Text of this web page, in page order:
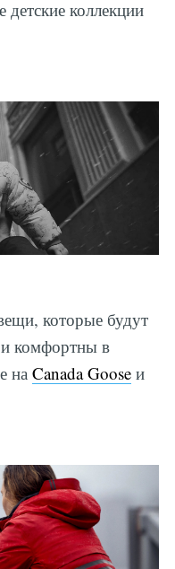
детские коллекции
которые будут
комфортны в
на Canada Gooseи